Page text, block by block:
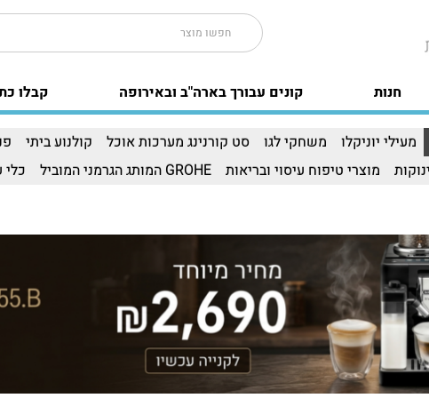
קבלו קונים עבורך בארה"ב ובאירופה חנות
מעילי יוניקלו משחקי לגו סט קורנינג מערכות אוכל קולנוע ביתי
מוצרי טיפוח עיסוי ובריאות GROHE המותג הגרמני המוביל כלי